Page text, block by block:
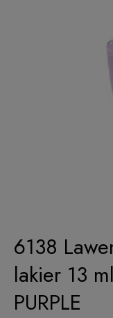
6138
lakier 13
PURPLE